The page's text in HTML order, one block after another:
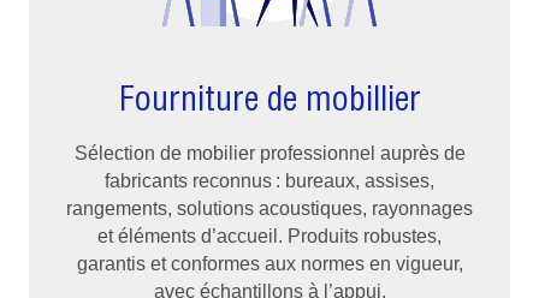
Fourniture de mobillier
Sélection de mobilier professionnel auprès de
fabricants reconnus : bureaux, assises,
rangements, solutions acoustiques, rayonnages
et éléments d’accueil. Produits robustes,
garantis et conformes aux normes en vigueur,
avec échantillons à l’appui.